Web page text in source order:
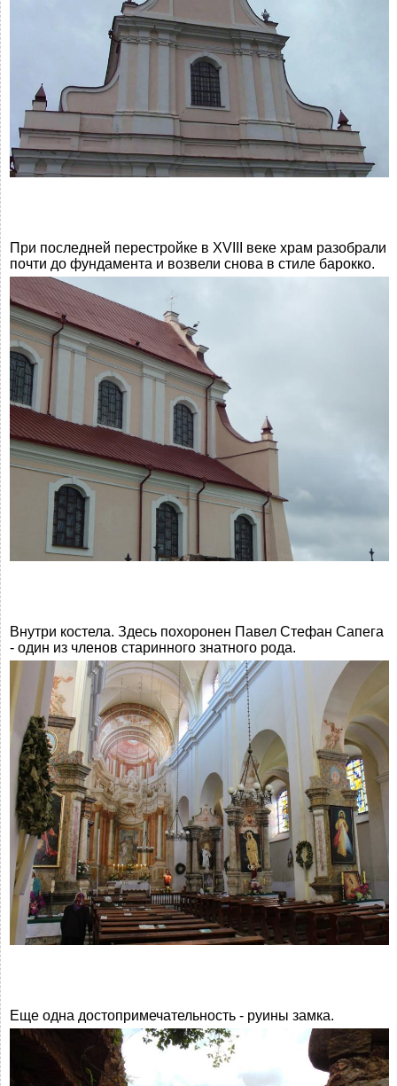
При последней перестройке в XVIII веке храм разобрали
почти до фундамента и возвели снова в стиле барокко.
Внутри костела. Здесь похоронен Павел Стефан Сапега
- один из членов старинного знатного рода.
Еще одна достопримечательность - руины замка.